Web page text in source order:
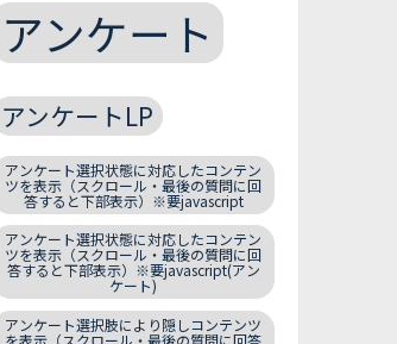
アンケート
アンケートLP
アンケート選択状態に対応したコンテン
ツを表示（スクロール・最後の質問に回
答すると下部表示）※要javascript
アンケート選択状態に対応したコンテン
ツを表示（スクロール・最後の質問に回
答すると下部表示）※要javascript(アン
ケート)
アンケート選択肢により隠しコンテンツ
を表示（スクロール・最後の質問に回答